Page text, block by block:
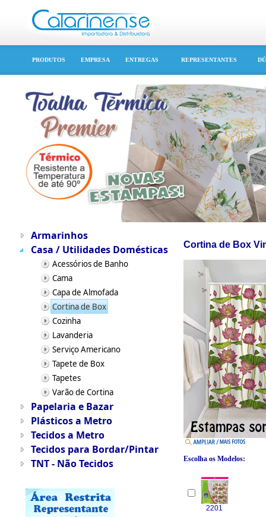
PRODUTOS EMPRESA ENTREGAS REPRESENTANTES
Armarinhos
Casa / Utilidades Domésticas
Acessórios de Banho
Cama
Capa de Almofada
Cortina de Box
Cozinha
Lavanderia
Serviço Americano
Tapete de Box
Tapetes
Varão de Cortina
Papelaria e Bazar
Plásticos a Metro
Tecidos a Metro
Tecidos para Bordar/Pintar
TNT - Não Tecidos
Cortina de Box
Escolha os Modelos:
2201